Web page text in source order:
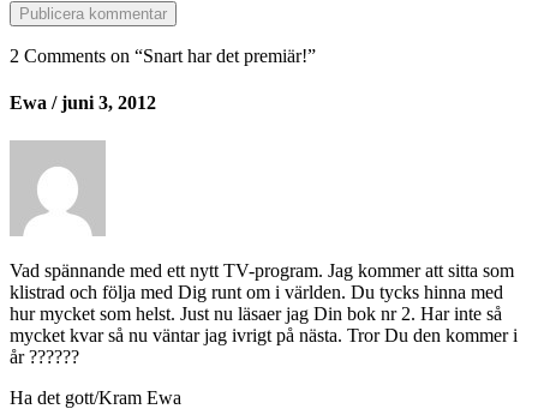
2 Comments on “Snart har det premiär!”
Ewa / juni 3, 2012
Vad spännande med ett nytt TV-program. Jag kommer att sitta som
klistrad och följa med Dig runt om i världen. Du tycks hinna med
hur mycket som helst. Just nu läsaer jag Din bok nr 2. Har inte så
mycket kvar så nu väntar jag ivrigt på nästa. Tror Du den kommer i
år ??????
Ha det gott/Kram Ewa